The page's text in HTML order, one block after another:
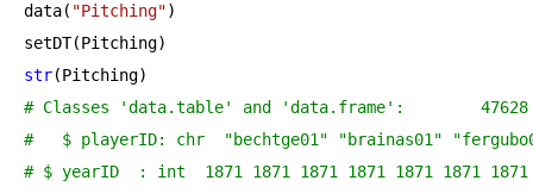
data( "Pitching")
str
# Classes
#   $ playerID: chr  "bechtge01" "brainas01"
# $ yearID  : int  1871 1871 1871 1871 1871 1871